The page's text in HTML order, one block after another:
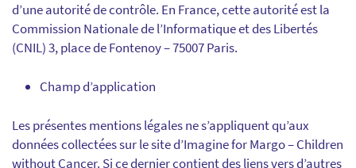
d’une autorité de contrôle. En France, cette autorité est la
Commission Nationale de l’Informatique et des Libertés
(CNIL) 3, place de Fontenoy – 75007 Paris.
Champ d’application
Les présentes mentions légales ne s’appliquent qu’aux
données collectées sur le site d’Imagine for Margo – Children
without Cancer. Si ce dernier contient des liens vers d’autres